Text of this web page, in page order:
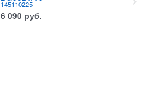
145110225
6 090 руб.